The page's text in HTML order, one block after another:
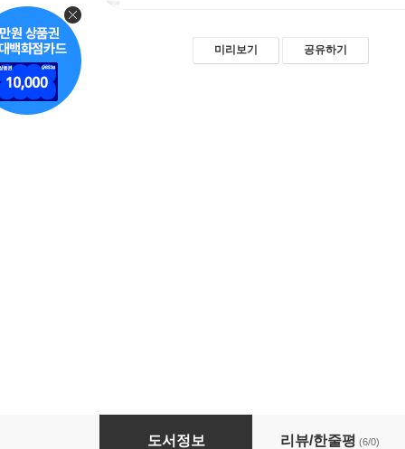
미리보기 공유하기
달콤한 코바늘
도서정보 리뷰/한줄평 (6/0)